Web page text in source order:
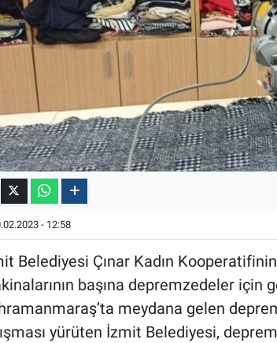
- 12:58
Belediyesi Çınar Kadın
başına depremzedeler için
meydana gelen
yürüten İzmit Belediyesi,